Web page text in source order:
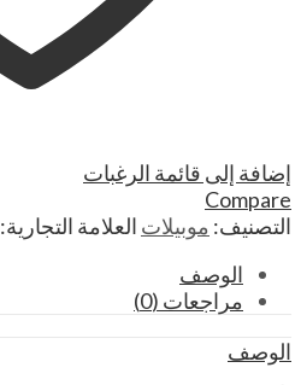
إضافة إلى قائمة الرغبات
Compare
التصنيف: موبيلات العلامة التجارية:
الوصف
مراجعات (0)
الوصف